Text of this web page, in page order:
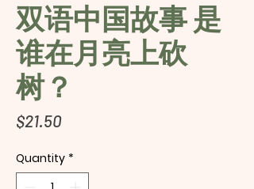
双语中国故事 是
谁在月亮上砍
树？
$21.50Price
Quantity *